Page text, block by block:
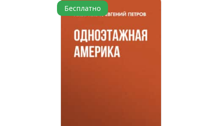
Бесплатно